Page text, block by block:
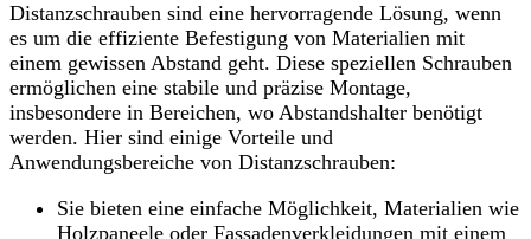
Distanzschrauben sind eine hervorragende Lösung, wenn
es um die effiziente Befestigung von Materialien mit
einem gewissen Abstand geht. Diese speziellen Schrauben
ermöglichen eine stabile und präzise Montage,
insbesondere in Bereichen, wo Abstandshalter benötigt
werden. Hier sind einige Vorteile und
Anwendungsbereiche von Distanzschrauben:
Sie bieten eine einfache Möglichkeit, Materialien wie
Holzpaneele oder Fassadenverkleidungen mit einem